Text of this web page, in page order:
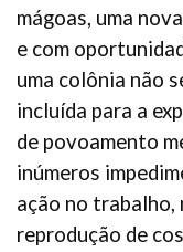
mágoas, uma
e com
uma colônia não
incluída para a
de povoamento
inúmeros
ação no trabalho,
reprodução de